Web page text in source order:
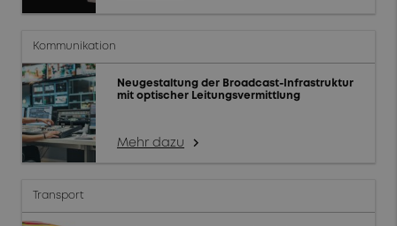
Kommunikation
Neugestaltung der Broadcast-Infrastruktur
mit optischer Leitungsvermittlung
Mehr dazu arrow_forward_ios
Transport